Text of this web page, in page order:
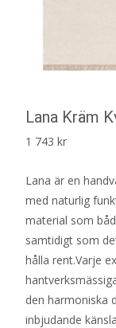
Lana Kräm
1 743 kr
Lana är en
med naturlig
material som
samtidigt som
hålla rent.Varje
den harmoniska
inbjudande